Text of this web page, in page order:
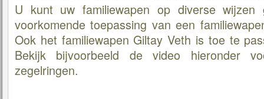
U kunt uw familiewapen op diverse wijzen
voorkomende toepassing van een
Ook het familiewapen Giltay Veth is toe te
Bekijk bijvoorbeeld de video hieronder
zegelringen.